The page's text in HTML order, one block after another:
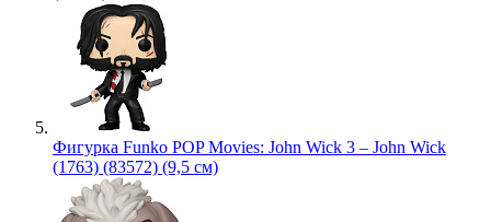
Фигурка Funko POP Movies: John Wick 3 – John Wick
(1763) (83572) (9,5 см)